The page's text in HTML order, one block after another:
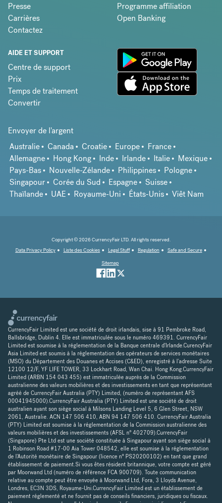
Presse
Carrières
Contactez
Programme affiliation
Open Banking
AIDE ET SUPPORT
Centre de support
Prix
Temps de traitement
Convertir
Envoyer de l'argent
Australie
Canada Croatie Europe
France
Allemagne
Hong Kong Inde Irlande Italie
Mexique
Pays-Bas
Nouvelle-Zélande Philippines
Pologne
Singapour
Corée du Sud Espagne
Suisse
Thaïlande
UAE Royaume-Uni États-Unis Viêt Nam
Copyright © 2026 CurrencyFair LTD. All rights reserved.
Data Privacy Policy
Liste des Cookies Legal Stuff Regulation
Safe and Secure
Sitemap
CurrencyFair Limited est une société de droit irlandais, sise à 91 Pembroke Road,
Ballsbridge, Dublin 4. Elle est immatriculée sous le numéro 469391. CurrencyFair
Limited est soumise à la réglementation de la Banque centrale d'Irlande.CurencyFair
Asia Limited est soumis à la réglementation des opérateurs de services monétaires
(MSO) du Département des Douanes et Accises (C&ED), enregistré à l'adresse Suite
12100 12/F, YF LIFE TOWER, 33 Lockhart Road, Wan Chai. Hong Kong.CurrencyFair
Limited (ARBN 154 043 455) est immatriculée auprès de la Commission
australienne des valeurs mobilières et des investissements en tant que représentant
agréé de CurrencyFair Australia (PTY) Limited, (numéro de représentant AFS
00041945000).CurrencyFair Australia (PTY) Limited est une société de droit
australien ayant son siège social à Milsons Landing Level 5, 6 Glen Street, NSW
2061, Australie. ACN 147 506 410, ABN 94 147 506 410. CurrencyFair Australia
(PTY) Limited est soumise à la réglementation de la Commission australienne des
valeurs mobilières et des investissements (AFSL n° 402709).CurrencyFair
(Singapore) Pte Ltd est une société constituée à Singapour ayant son siège social à
1 Robinson Road #17-00 Aia Tower 048542, elle est soumise à la réglementation
de l'Autorité monétaire de Singapour (licence n° PS20200102) en tant que grand
établissement de paiement.Si vous êtes résident britannique, votre compte est géré
par Moorwand Ltd (numéro de référence FCA 900709). Toute communication
relative au compte peut être envoyée à Moorwand Ltd, Fora, 3 Lloyds Avenue,
Londres, EC3N 3DS, Royaume-Uni.CurrencyFair Limited est un établissement de
paiement réglementé et ne fournit pas de conseils financiers, juridiques ou fiscaux.